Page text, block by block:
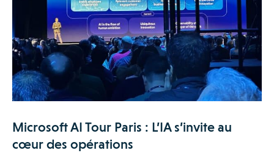
Microsoft AI Tour Paris : L’IA s’invite au
cœur des opérations